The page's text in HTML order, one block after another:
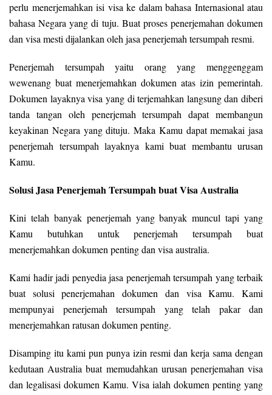
perlu menerjemahkan isi visa ke dalam bahasa Internasional atau
bahasa Negara yang di tuju. Buat proses penerjemahan dokumen
dan visa mesti dijalankan oleh jasa penerjemah tersumpah resmi.
Penerjemah tersumpah yaitu orang yang menggenggam
wewenang buat menerjemahkan dokumen atas izin pemerintah.
Dokumen layaknya visa yang di terjemahkan langsung dan diberi
tanda tangan oleh penerjemah tersumpah dapat membangun
keyakinan Negara yang dituju. Maka Kamu dapat memakai jasa
penerjemah tersumpah layaknya kami buat membantu urusan
Kamu.
Solusi Jasa Penerjemah Tersumpah buat Visa Australia
Kini telah banyak penerjemah yang banyak muncul tapi yang
Kamu butuhkan untuk penerjemah tersumpah buat
menerjemahkan dokumen penting dan visa australia.
Kami hadir jadi penyedia jasa penerjemah tersumpah yang terbaik
buat solusi penerjemahan dokumen dan visa Kamu. Kami
mempunyai penerjemah tersumpah yang telah pakar dan
menerjemahkan ratusan dokumen penting.
Disamping itu kami pun punya izin resmi dan kerja sama dengan
kedutaan Australia buat memudahkan urusan penerjemahan visa
dan legalisasi dokumen Kamu. Visa ialah dokumen penting yang